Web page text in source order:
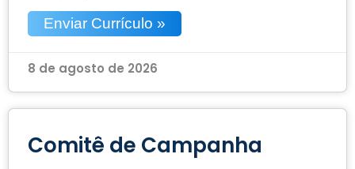
Enviar Currículo »
8 de agosto de 2026
Comitê de Campanha